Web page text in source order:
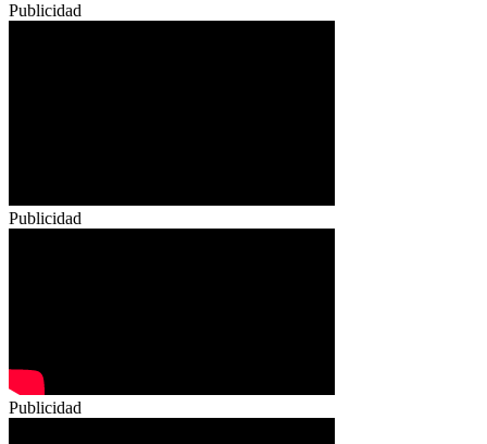
Publicidad
Publicidad
Publicidad